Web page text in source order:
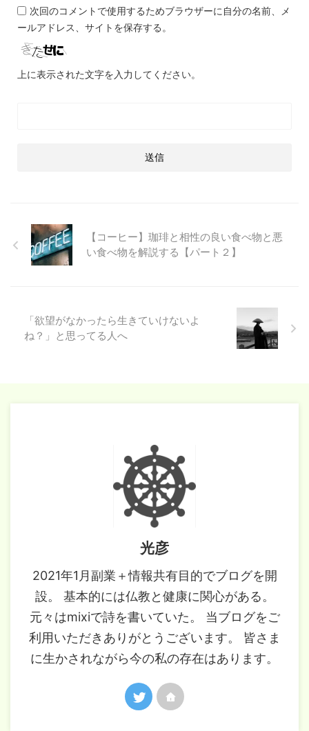
次回のコメントで使用するためブラウザーに自分の名前、メ
ールアドレス、サイトを保存する。
上に表示された文字を入力してください。
【コーヒー】珈琲と相性の良い食べ物と悪
い食べ物を解説する【パート２】
「欲望がなかったら生きていけないよ
ね？」と思ってる人へ
光彦
2021年1月副業＋情報共有目的でブログを開
設。 基本的には仏教と健康に関心がある。
元々はmixiで詩を書いていた。 当ブログをご
利用いただきありがとうございます。 皆さま
に生かされながら今の私の存在はあります。